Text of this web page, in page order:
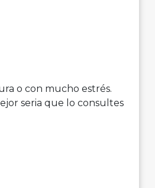
o con mucho estrés.
seria que lo consultes